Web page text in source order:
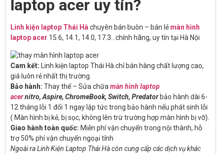
laptop acer uy tín?
Linh kiện laptop Thái Hàchuyên bán buôn – bán lẻ màn hình
laptop acer 15.6, 14.1, 14.0, 17.3…chính hãng, uy tín tại Hà Nội
Cam kết:
Linh kiện laptop Thái Hà chỉ bán hàng chất lượng cao,
giá luôn rẻ nhất thị trường.
Bảo hành: Thay thế – Sửa chữa màn hình laptop
acernitro, Aspire, ChromeBook, Switch, Predatorbảo hành dài 6-
12 tháng lỗi 1 đổi 1 ngay lập tức trong bảo hành nếu phát sinh lỗi
( Màn hình bị kẻ, bị sọc, không lên trừ trường hợp màn hình bị vỡ).
Giao hành toàn quốc: Miễn phí vận chuyển trong nội thành, hỗ
trợ 50% phí vận chuyển ngoại tỉnh
Ngoài ra Linh Kiện Laptop Thái Hà còn cung cấp các dịch vụ khác